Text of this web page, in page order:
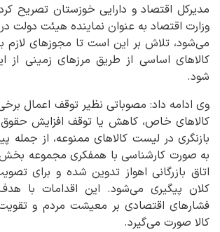
مدیرکل اقتصاد و دارایی خوزستان تصریح
وزارت اقتصاد به عنوان نماینده هیئت دولت
می‌شود، تلاش بر این است تا مجوزهای لازم
کالاهای اساسی از طریق مرزهای زمینی از
شود.
وی ادامه داد: مصوباتی نظیر توقف اعمال
کالاهای خاص، کاهش یا توقف افزایش
بازنگری در لیست کالاهای ممنوعه، از جمله
به صورت کارشناسی با همفکری مجموعه
اتاق بازرگانی اهواز تدوین شده و برای
کلان پیگیری می‌شود. این اقدامات با
فشارهای اقتصادی بر معیشت مردم و تقویت
کالا صورت می‌گیرد.